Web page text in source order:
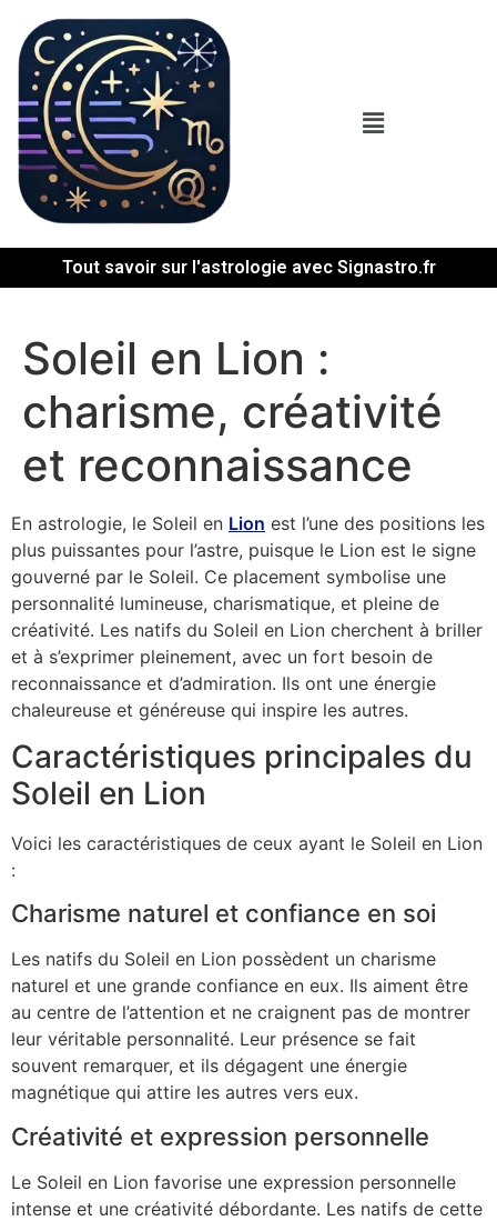
Tout savoir sur l'astrologie avec Signastro.fr
Soleil en Lion :
charisme, créativité
et reconnaissance
En astrologie, le Soleil en Lion est l’une des positions les
plus puissantes pour l’astre, puisque le Lion est le signe
gouverné par le Soleil. Ce placement symbolise une
personnalité lumineuse, charismatique, et pleine de
créativité. Les natifs du Soleil en Lion cherchent à briller
et à s’exprimer pleinement, avec un fort besoin de
reconnaissance et d’admiration. Ils ont une énergie
chaleureuse et généreuse qui inspire les autres.
Caractéristiques principales du
Soleil en Lion
Voici les caractéristiques de ceux ayant le Soleil en Lion
:
Charisme naturel et confiance en soi
Les natifs du Soleil en Lion possèdent un charisme
naturel et une grande confiance en eux. Ils aiment être
au centre de l’attention et ne craignent pas de montrer
leur véritable personnalité. Leur présence se fait
souvent remarquer, et ils dégagent une énergie
magnétique qui attire les autres vers eux.
Créativité et expression personnelle
Le Soleil en Lion favorise une expression personnelle
intense et une créativité débordante. Les natifs de cette